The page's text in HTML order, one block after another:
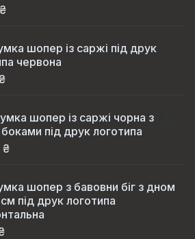
шопер із саржі під друк
червона
шопер із саржі чорна з
під друк логотипа
₴
шопер з бавовни біг з дном
під друк логотипа